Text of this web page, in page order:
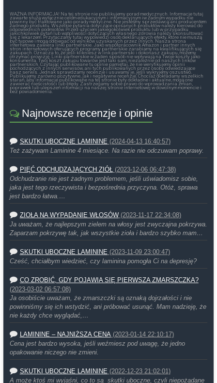
WAŻNA INFORMACJA! Na tej stronie nie publikujemy porad medycznych. Informacje tutaj
zawarte służą wyłącznie celom edukacyjnym i informacyjnym iw żadnym wypadku nie
powinny być traktowane jako porady medyczne. Nie jesteśmy sprzedawcą ani producentem
żadnego produktu. Wszelkie pytania dotyczące opisanych produktów należy kierować do
odpowiednich podmiotów. Przed użyciem jakiegokolwiek produktu lub w przypadku
jakichkolwiek pytań lub wątpliwości dotyczących własnego zdrowia należy skonsultować
się z lekarzem. Przytaczamy tutaj wypowiedzi osób deklarujących efekty, które nie muszą
być typowe i mogą odbiegać od wyników uzyskanych przez innych. Nasza strona
internetowa zawiera linki partnerskie. Jako współpracownik Amazon i partner innych
stron internetowych oferujących programy partnerskie zarabiamy na kwalifikujących się
zakupach. Oznacza to, że jeśli klikniesz w link partnerski i dokonasz zakupu, możemy
otrzymać prowizję. Linki partnerskie w żaden sposób nie wpływają na Twoje koszty jako
konsumenta. Twój koszt zakupu towarów jest taki sam, niezależnie od naszych linków
partnerskich. Czytając publikowane tu opinie pamiętaj, że nie weryfikujemy opinii
pochodzących z innych serwisów, ani tych publikowanych przez osoby odwiedzające
nasz serwis. Jednak sprawdzamy recenzje i usuwamy je, jeśli wykryjemy oszustwo.
Publikujemy zarówno pozytywne, jak i negatywne recenzje. Chociaż dokładamy wszelkich
starań, aby informacje publikowane na tej stronie były dokładne i aktualne, mogą one
zawierać nieścisłości lub błędy. Zastrzegamy sobie prawo do wprowadzania zmian,
poprawek lub ulepszeń informacji na naszej stronie internetowej w dowolnym momencie i
bez powiadomienia.
Najnowsze recenzje i opinie
SKUTKI UBOCZNE LAMININE (2024-04-13 16:40:57)
Też zażywam Laminine 4 miesiące. Na razie nie odczuwam poprawy.
PIĘĆ ODCHUDZAJĄCYCH ZIÓŁ (2023-12-06 06:47:38)
Odchudzanie nie jest żadnym problemem, jeśli uświadomisz sobie,
jaka jest tego rzeczywista i bezpośrednia przyczyna. Otóż, sprawa
jest bardzo łatwa.…
ZIOŁA NA WYPADANIE WŁOSÓW (2023-11-17 22:34:08)
Ja uważam, że najlepszym zielem na włosy jest zwyczajna pokrzywa.
Zaparzam pokrzywę tak, jak wszystkie zioła i bardzo szybko mam…
SKUTKI UBOCZNE LAMININE (2023-11-09 23:00:47)
Cześć, chciałbym wiedzieć, czy laminina pomogła Ci na depresję?
CO ZROBIĆ, GDY POJAWIA SIĘ PIERWSZA ZMARSZCZKA?
(2023-03-02 06:57:08)
Ja osobiście uważam, że zmarszczki są oznaką dojrzałości i nie
powinniśmy się ich wstydzić, ani próbować usunąć. Mam nadzieję, że
nie każdy chce wyglądać,…
LAMININE – NAJNIŻSZA CENA (2023-01-14 22:10:17)
Cena jest bardzo wysoka, jeśli weźmiesz pod uwagę, że jedno
opakowanie niczego nie zmieni.
SKUTKI UBOCZNE LAMININE (2022-12-23 21:02:01)
A może ktoś mi wyjaśni, co to są skutki uboczne, czyli niepożądane